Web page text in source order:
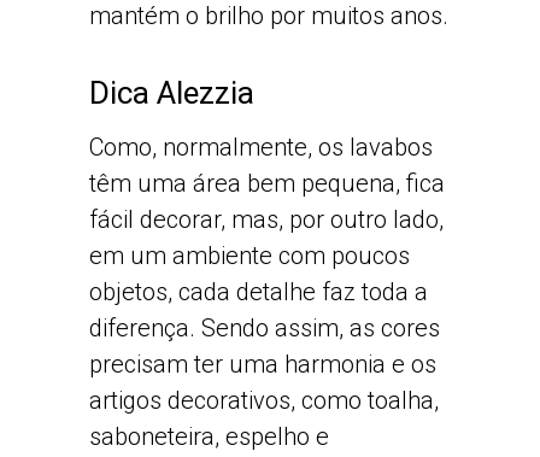
mantém o brilho por muitos anos.
Dica Alezzia
Como, normalmente, os lavabos
têm uma área bem pequena, fica
fácil decorar, mas, por outro lado,
em um ambiente com poucos
objetos, cada detalhe faz toda a
diferença. Sendo assim, as cores
precisam ter uma harmonia e os
artigos decorativos, como toalha,
saboneteira, espelho e